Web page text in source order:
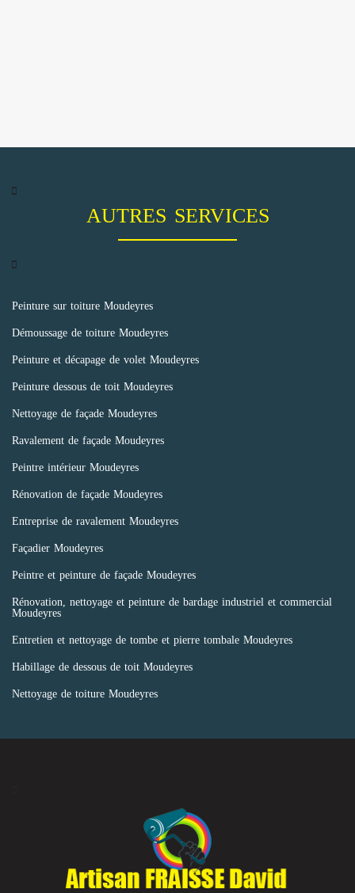
AUTRES SERVICES
Peinture sur toiture Moudeyres
Démoussage de toiture Moudeyres
Peinture et décapage de volet Moudeyres
Peinture dessous de toit Moudeyres
Nettoyage de façade Moudeyres
Ravalement de façade Moudeyres
Peintre intérieur Moudeyres
Rénovation de façade Moudeyres
Entreprise de ravalement Moudeyres
Façadier Moudeyres
Peintre et peinture de façade Moudeyres
Rénovation, nettoyage et peinture de bardage industriel et commercial
Moudeyres
Entretien et nettoyage de tombe et pierre tombale Moudeyres
Habillage de dessous de toit Moudeyres
Nettoyage de toiture Moudeyres